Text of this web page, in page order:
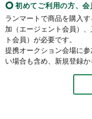
初めてご利用の方、
ランマートで商品を購入
加（エージェント会員）
ト会員）が必要です。
提携オークション会場に
い場合も含め、新規登録